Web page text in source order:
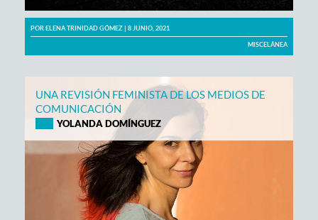
PORELENA TRINIDAD GÓMEZ | 8 JUNIO, 2021
MISCELÁNEA
UNA REVISIÓN FEMINISTA DE LOS MEDIOS DE
COMUNICACIÓN
YOLANDA DOMÍNGUEZ